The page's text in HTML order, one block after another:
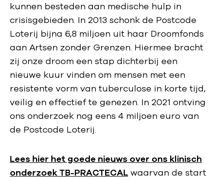
kunnen besteden aan medische hulp in
crisisgebieden. In 2013 schonk de Postcode
Loterij bijna 6,8 miljoen uit haar Droomfonds
aan Artsen zonder Grenzen. Hiermee bracht
zij onze droom een stap dichterbij een
nieuwe kuur vinden om mensen met een
resistente vorm van tuberculose in korte tijd,
veilig en effectief te genezen. In 2021 ontving
ons onderzoek nog eens 4 miljoen euro van
de Postcode Loterij.
Lees hier het goede nieuws over ons klinisch
onderzoek TB-PRACTECAL waarvan de start